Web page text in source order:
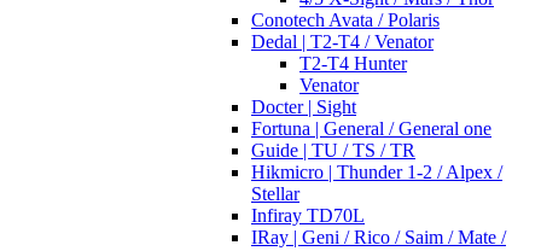
Conotech Avata / Polaris
Dedal | T2-T4 / Venator
T2-T4 Hunter
Venator
Docter | Sight
Fortuna | General / General one
Guide | TU / TS / TR
Hikmicro | Thunder 1-2 / Alpex /
Stellar
Infiray TD70L
IRay | Geni / Rico / Saim / Mate /